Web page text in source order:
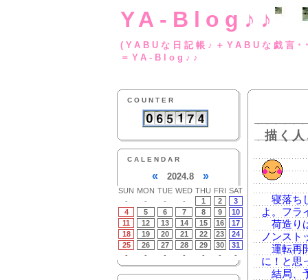
YA-Blog♪♪
(YABUな日記帳♪
＝YA-Blog♪♪
COUNTER
CALENDAR
« 2024.8 »
SUN MON TUE WED THU FRI SAT
-
- - - 1 2
3
4
5 6 7 8 9
10
11
12 13 14 15 16
17
18
19 20 21 22 23
24
25
26 27 28 29 30
31
-
- - - - - -
描く
寝落ち
よ。フラ
荷造り
ノンスト
運転再
に！と思
結局、